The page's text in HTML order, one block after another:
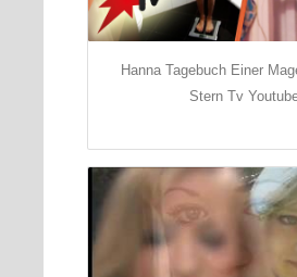
Hanna Tagebuch Einer
Stern Tv